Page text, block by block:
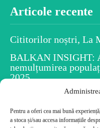
Pentru a oferi cea mai bună
a stoca și/sau accesa informațiile
Articole recente
Cititorilor noștri, La
BALKAN INSIGHT:
nemulțumirea
2025
Spiritul Crăciunului
Uiti numele
Psihologia dezvăluie